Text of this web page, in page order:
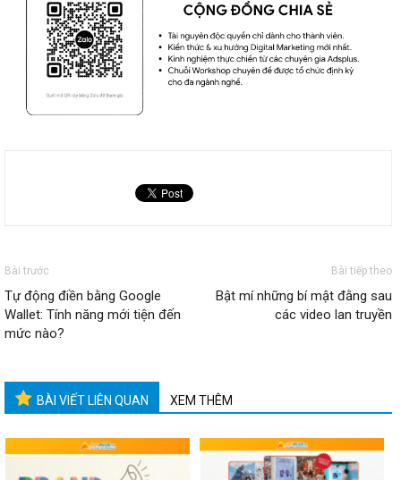
Bài trước
Tự động điền bằng Google
Wallet: Tính năng mới tiện đến
mức nào?
Bài tiếp theo
Bật mí những bí mật đằng sau
các video lan truyền
BÀI VIẾT LIÊN QUAN XEM THÊM